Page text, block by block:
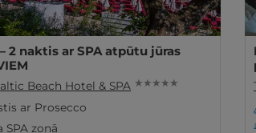
2 naktis ar SPA atpūtu jūras
Beach Hotel & SPA ★ ★ ★ ★ ★
ar Prosecco
SPA zonā